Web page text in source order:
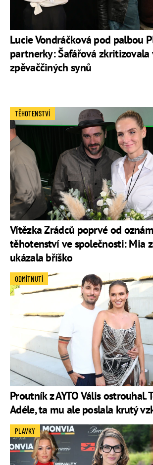
Lucie Vondráčková pod palbou
partnerky: Šafářová zkritizovala
zpěvaččiných synů
Vítězka Zrádců poprvé od
těhotenství ve společnosti: Mia
ukázala bříško
TĚHOTENSTVÍ
Proutník z AYTO Vális ostrouhal.
Adéle, ta mu ale poslala krutý
ODMÍTNUTÍ
PLAVKY